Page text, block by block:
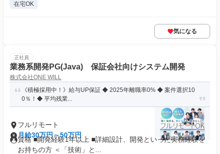
在宅OK
気になる
正社員
業務系開発PG(Java) 保証会社向けシステム開発
株式会社ONE WILL
《積極採用中！》給与UP保証 ◆ 2025年離職率0% ◆ 案件選択10
0％！◆ 平均残業...
フルリモート
月給30万円～50万円
資格 ■開発経験1年以上 ■詳細設計、開発といった実務経験を
お持ちの方 ＜「技術」と...